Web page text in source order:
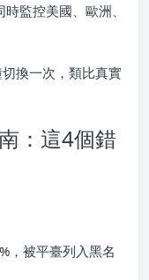
監控美國、歐洲、
換一次，類比真實
：這4個錯
，被平臺列入黑名